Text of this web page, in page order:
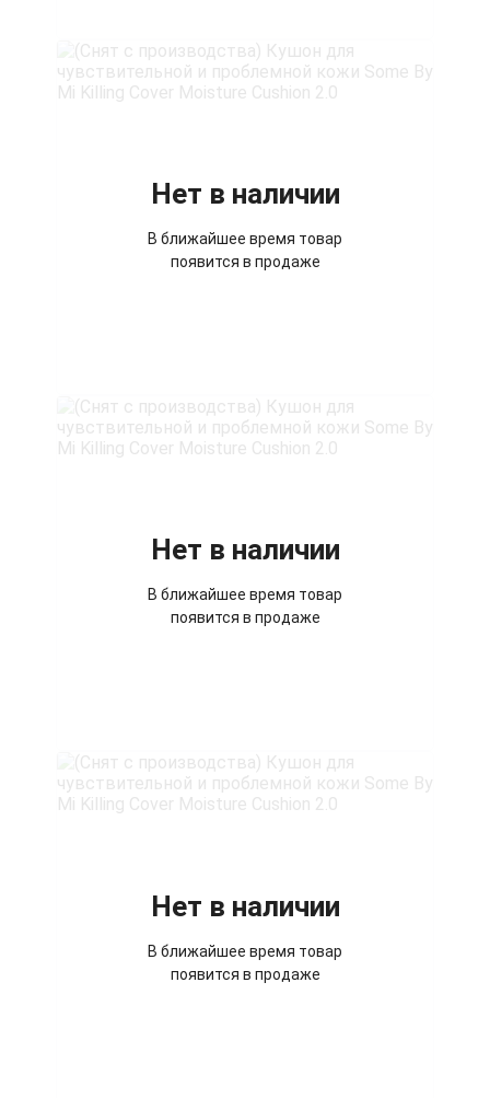
Нет в наличии
В ближайшее время товар
появится в продаже
Нет в наличии
В ближайшее время товар
появится в продаже
Нет в наличии
В ближайшее время товар
появится в продаже